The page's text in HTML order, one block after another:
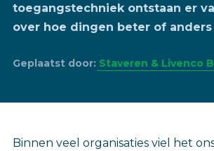
toegangstechniek ontstaan er
over hoe dingen beter of anders
Geplaatst door: Staveren & Livenco
‎Binnen veel organisaties viel het